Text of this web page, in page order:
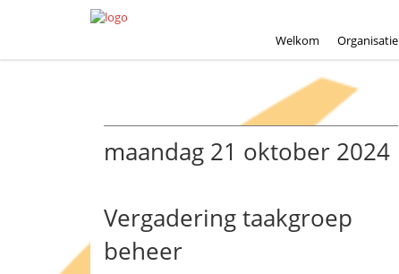
Welkom Organisatie
maandag 21 oktober 2024
Vergadering taakgroep
beheer